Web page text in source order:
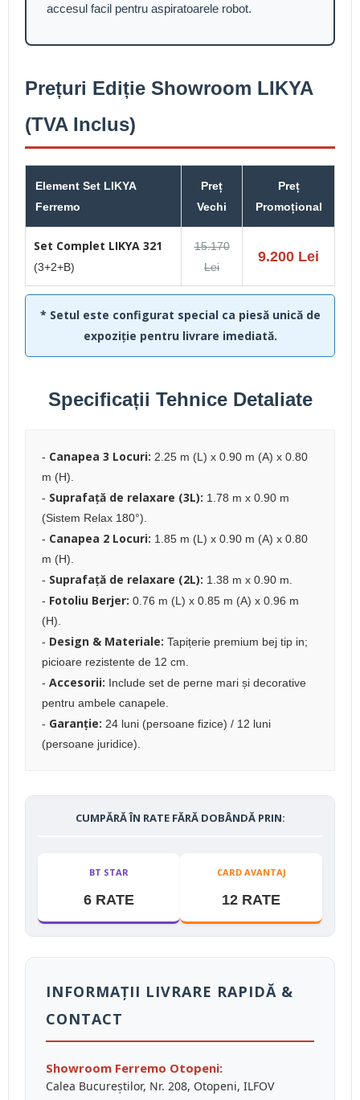
accesul facil pentru aspiratoarele robot.
Prețuri Ediție Showroom LIKYA
(TVA Inclus)
Element Set LIKYA
Ferremo
Preț
Vechi
Preț
Promoțional
Set Complet LIKYA 321
(3+2+B)
15.170
Lei
9.200 Lei
* Setul este configurat special ca piesă unică de
expoziție pentru livrare imediată.
Specificații Tehnice Detaliate
- Canapea 3 Locuri: 2.25 m (L) x 0.90 m (A) x 0.80
m (H).
- Suprafață de relaxare (3L): 1.78 m x 0.90 m
(Sistem Relax 180°).
- Canapea 2 Locuri: 1.85 m (L) x 0.90 m (A) x 0.80
m (H).
- Suprafață de relaxare (2L): 1.38 m x 0.90 m.
- Fotoliu Berjer: 0.76 m (L) x 0.85 m (A) x 0.96 m
(H).
- Design & Materiale: Tapițerie premium bej tip in;
picioare rezistente de 12 cm.
- Accesorii: Include set de perne mari și decorative
pentru ambele canapele.
- Garanție: 24 luni (persoane fizice) / 12 luni
(persoane juridice).
CUMPĂRĂ ÎN RATE FĂRĂ DOBÂNDĂ PRIN:
BT STAR
6 RATE
CARD AVANTAJ
12 RATE
INFORMAȚII LIVRARE RAPIDĂ &
CONTACT
Showroom Ferremo Otopeni:
Calea Bucureștilor, Nr. 208, Otopeni, ILFOV